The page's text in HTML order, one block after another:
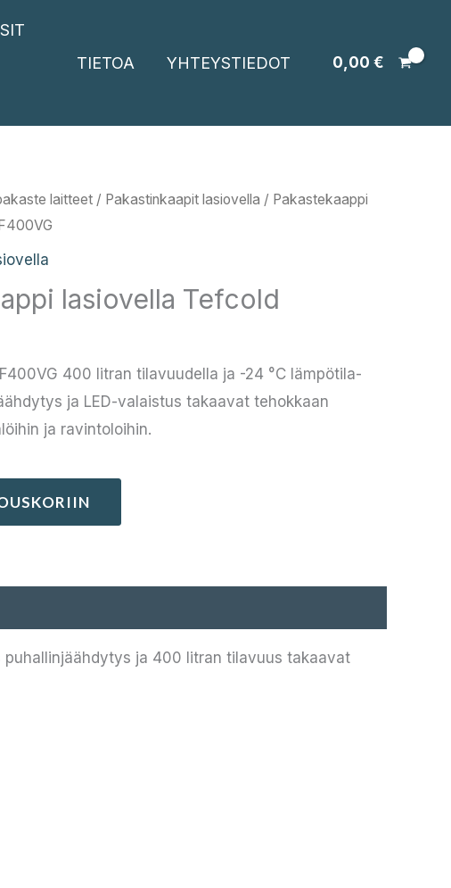
TIETOA YHTEYSTIEDOT 0,00 €
laitteet / Pakastinkaapit lasiovella / Pakastekaappi
lasiovella Tefcold
400 litran tilavuudella ja -24 °C lämpötila-
ja LED-valaistus takaavat tehokkaan
ja ravintoloihin.
ja 400 litran tilavuus takaavat